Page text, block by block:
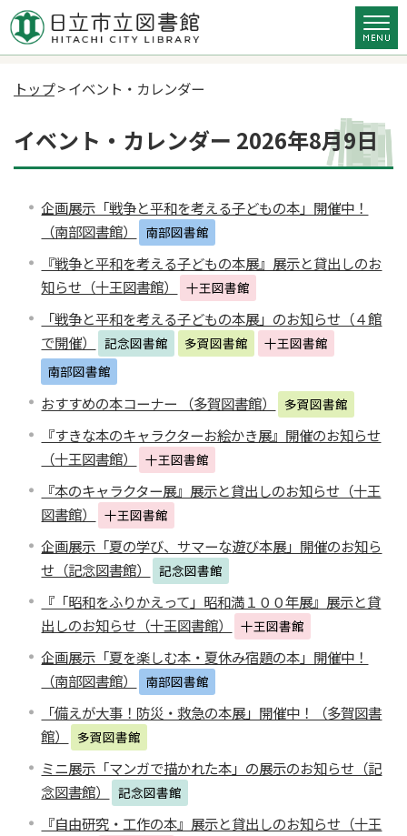
トップ> イベント・カレンダー
イベント・カレンダー 2026年8月9日
企画展示「戦争と平和を考える子どもの本」開催中！
（南部図書館）
南部図書館
『戦争と平和を考える子どもの本展』展示と貸出しのお
知らせ（十王図書館）
十王図書館
「戦争と平和を考える子どもの本展」のお知らせ（４館
で開催）
記念図書館 多賀図書館
十王図書館
南部図書館
おすすめの本コーナー （多賀図書館） 多賀図書館
『すきな本のキャラクターお絵かき展』開催のお知らせ
（十王図書館）
十王図書館
『本のキャラクター展』展示と貸出しのお知らせ（十王
図書館）
十王図書館
企画展示「夏の学び、サマーな遊び本展」開催のお知ら
せ（記念図書館）
記念図書館
『「昭和をふりかえって」昭和満１００年展』展示と貸
出しのお知らせ（十王図書館）
十王図書館
企画展示「夏を楽しむ本・夏休み宿題の本」開催中！
（南部図書館）
南部図書館
「備えが大事！防災・救急の本展」開催中！（多賀図書
館）
多賀図書館
ミニ展示「マンガで描かれた本」の展示のお知らせ（記
念図書館）
記念図書館
『自由研究・工作の本』展示と貸出しのお知らせ（十王